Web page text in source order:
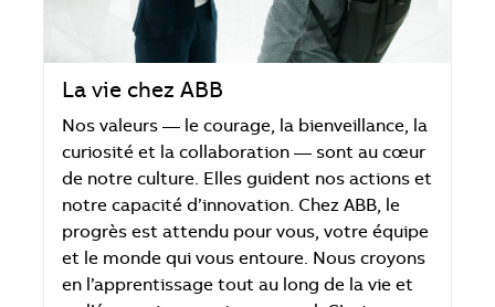
La vie chez ABB
Nos valeurs — le courage, la bienveillance, la
curiosité et la collaboration — sont au cœur
de notre culture. Elles guident nos actions et
notre capacité d’innovation. Chez ABB, le
progrès est attendu pour vous, votre équipe
et le monde qui vous entoure. Nous croyons
en l’apprentissage tout au long de la vie et